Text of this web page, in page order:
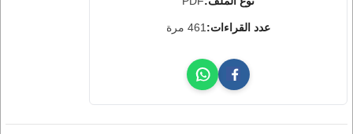
عدد القراءات: 461 مرة